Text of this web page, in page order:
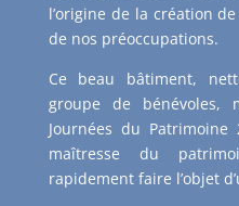
l’origine de la création
de nos préoccupations.
Ce beau bâtiment,
groupe de bénévoles,
Journées du
maîtresse du
rapidement faire l’objet